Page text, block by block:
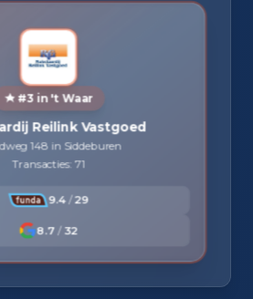
#3 in 't Waar
Reilink Vastgoed
148 in Siddeburen
Transacties: 71
9.4 / 29
8.7 / 32